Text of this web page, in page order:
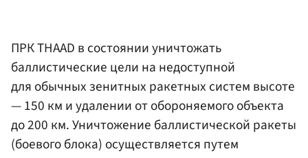
ПРК THAAD в состоянии уничтожать
баллистические цели на недоступной
для обычных зенитных ракетных систем высоте
— 150 км и удалении от обороняемого объекта
до 200 км. Уничтожение баллистической ракеты
(боевого блока) осуществляется путем